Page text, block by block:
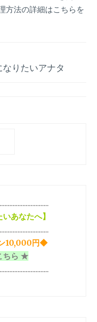
方法の詳細はこちらを
りたいアナタ
あなたへ】
10,000円◆
ちら ★